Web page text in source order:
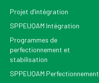
Projet d’intégration
SPPEUQAM Intégration
Programmes de
perfectionnement et
stabilisation
SPPEUQAM Perfectionnement